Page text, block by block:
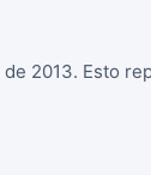
2013. Esto